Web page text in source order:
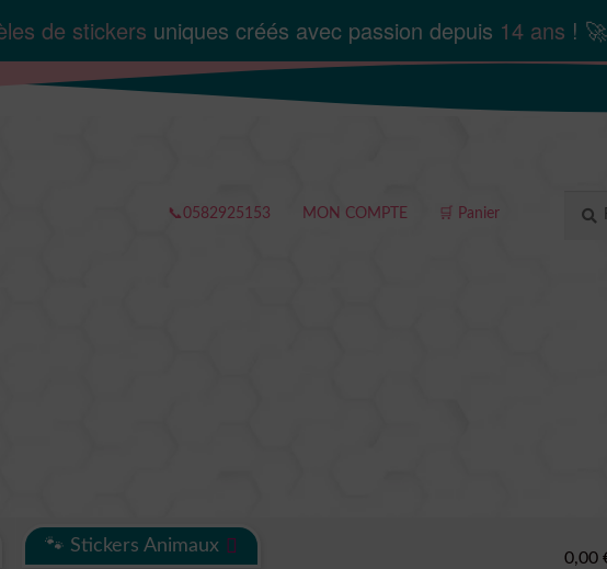
de stickers uniques créés avec passion depuis 14 ans ! 🚀
📞0582925153 MON COMPTE 🛒 Panier
pour :
🐾 Stickers Animaux
0,00